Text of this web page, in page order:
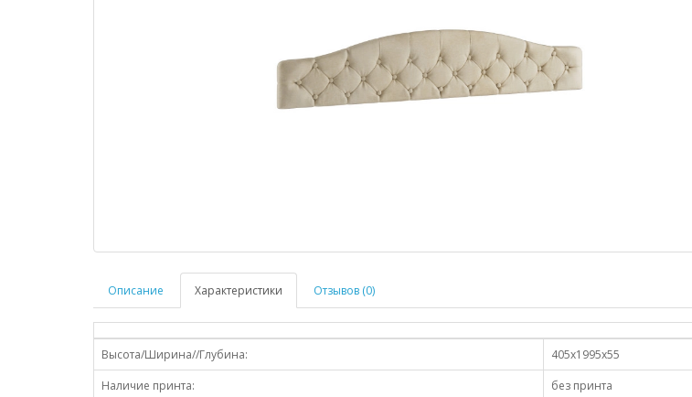
Описание Характеристики Отзывов (0)
Высота/Ширина//Глубина:
405х1995х55
Наличие принта:
без принта